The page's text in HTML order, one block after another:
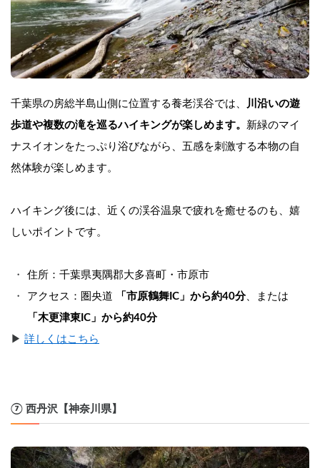
千葉県の房総半島山側に位置する養老渓谷では、
川沿いの遊
歩道や複数の滝を巡るハイキングが楽しめます。 新緑のマイ
ナスイオンをたっぷり浴びながら、五感を刺激する本物の自
然体験が楽しめます。
ハイキング後には、近くの渓谷温泉で疲れを癒せるのも、嬉
しいポイントです。
住所：千葉県夷隅郡大多喜町・市原市
アクセス：圏央道
「市原鶴舞IC」から約40分
「木更津東IC」から約40分
▶︎ 詳しくはこちら
⑦ 西丹沢【神奈川県】